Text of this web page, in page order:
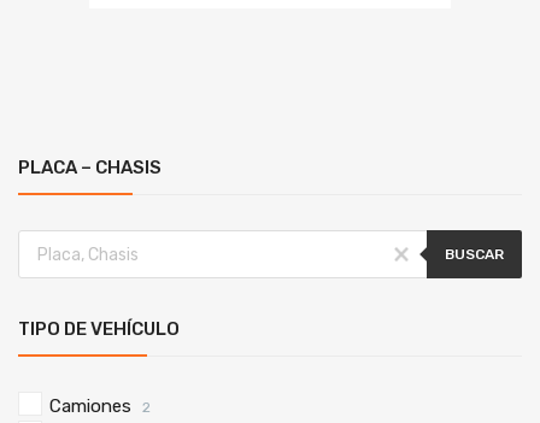
PLACA – CHASIS
BUSCAR
TIPO DE VEHÍCULO
Camiones 2